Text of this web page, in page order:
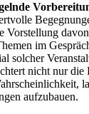
Vorstellung
im
solcher
nicht nur die
aufzubauen.